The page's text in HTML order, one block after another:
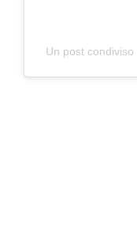
Un post